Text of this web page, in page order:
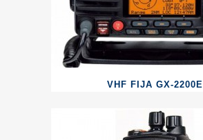
VHF FIJA GX-2200E